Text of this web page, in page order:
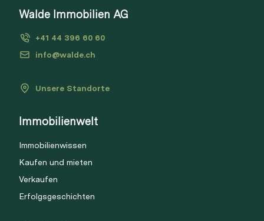
erstellen.
Login
Walde Immobilien AG
+41 44 396 60 60
info@walde.ch
Unsere Standorte
Immobilienwelt
Immobilienwissen
Kaufen und mieten
Verkaufen
Erfolgsgeschichten
Via Link
Link kopieren